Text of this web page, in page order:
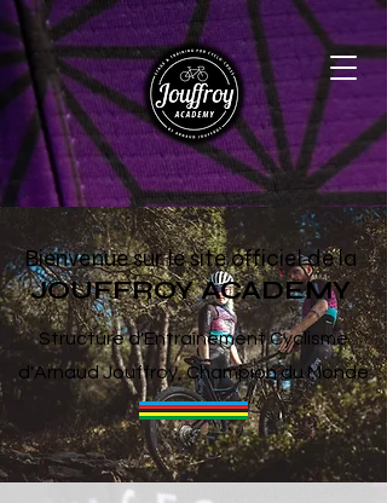
Bienvenue sur le siteofficiel de la
JOUFFROY ACADEMY
Structured'Entraînement Cyclisme
d'Arnaud Jouffroy, Champion du Monde